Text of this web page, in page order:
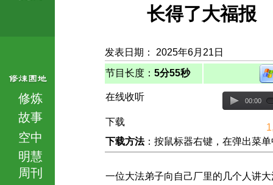
修炼
故事
空中
明慧
周刊
长得了大福报
发表日期： 2025年6月21日
节目长度： 5分55秒
在线收听 00:00
下载
下载方法：按鼠标器右键，在弹出菜
一位大法弟子向自己厂里的几个人讲